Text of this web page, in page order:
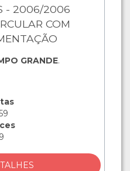
- 2006/2006
COM
GRANDE.